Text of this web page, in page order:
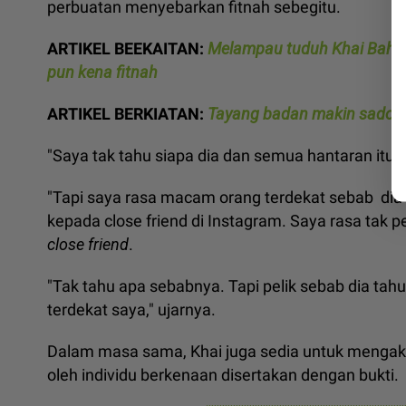
perbuatan menyebarkan fitnah sebegitu.
ARTIKEL BEEKAITAN: Melampau tuduh Khai
pun kena fitnah
ARTIKEL BERKIATAN: Tayang badan makin sado,
"Saya tak tahu siapa dia dan semua hantaran itu
"Tapi saya rasa macam orang terdekat sebab
kepada close friend di Instagram. Saya rasa tak
close friend.
"Tak tahu apa sebabnya. Tapi pelik sebab dia
terdekat saya," ujarnya.
Dalam masa sama, Khai juga sedia untuk
oleh individu berkenaan disertakan dengan bukti.